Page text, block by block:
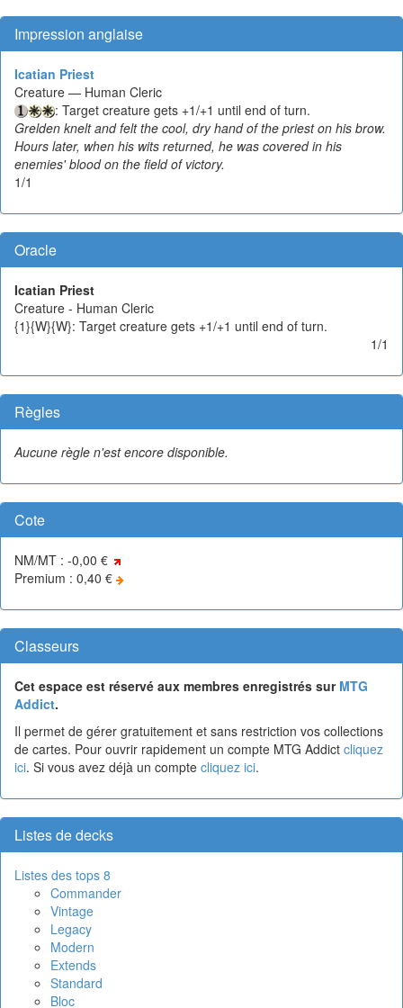
Impression anglaise
Icatian Priest
Creature — Human Cleric
: Target creature gets +1/+1 until end of turn.
Grelden knelt and felt the cool, dry hand of the priest on his brow.
Hours later, when his wits returned, he was covered in his
enemies' blood on the field of victory.
1/1
Oracle
Icatian Priest
Creature - Human Cleric
{1}{W}{W}: Target creature gets +1/+1 until end of turn.
1/1
Règles
Aucune règle n'est encore disponible.
Cote
NM/MT : -0,00 €
Premium : 0,40 €
Classeurs
Cet espace est réservé aux membres enregistrés sur MTG
Addict.
Il permet de gérer gratuitement et sans restriction vos collections
de cartes. Pour ouvrir rapidement un compte MTG Addict cliquez
ici. Si vous avez déjà un compte cliquez ici.
Listes de decks
Listes des tops 8
Commander
Vintage
Legacy
Modern
Extends
Standard
Bloc